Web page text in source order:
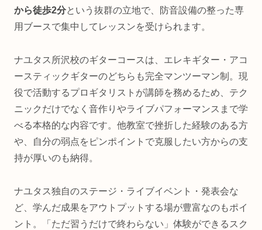
から徒歩2分という抜群の立地で、防音設備の整った専
用ブースで集中してレッスンを受けられます。
ナユタス所沢校のギターコースは、エレキギター・アコ
ースティックギターのどちらも完全マンツーマン制。現
役で活動するプロギタリストが講師を務めるため、テク
ニックだけでなく音作りやライブパフォーマンスまで学
べる本格的な内容です。他教室で挫折した経験のある方
や、自分の弱点をピンポイントで克服したい方からの支
持が厚いのも納得。
ナユタス独自のステージ・ライブイベント・発表会な
ど、学んだ成果をアウトプットする場が豊富なのもポイ
ント。「ただ習うだけで終わらない」体験ができるスク